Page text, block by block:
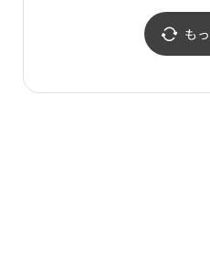
（驪州）店(끌로에 신세
계사이먼프리미엄아울렛
も